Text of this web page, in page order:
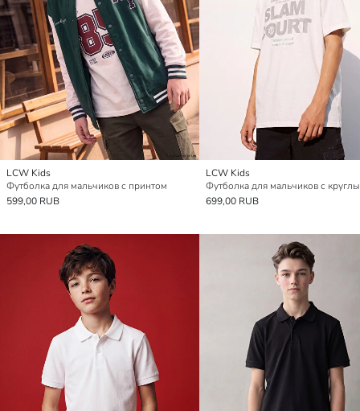
LCW Kids
Футболка для мальчиков с принтом
599,00 RUB
LCW Kids
699,00 RUB